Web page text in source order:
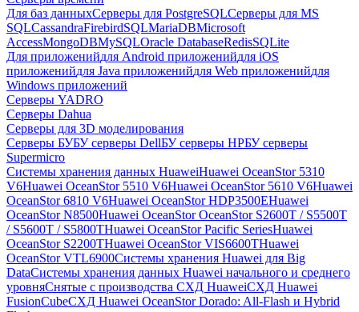
Для баз данныхСерверы для PostgreSQLСерверы для MS
SQLCassandraFirebirdSQLMariaDBMicrosoft
AccessMongoDBMySQLOracle DatabaseRedisSQLite
Для приложенийдля Android приложенийдля iOS
приложенийдля Java приложенийдля Web приложенийдля
Windows приложений
Серверы YADRO
Серверы Dahua
Серверы для 3D моделирования
Серверы БУБУ серверы DellБУ серверы HPБУ серверы
Supermicro
Системы хранения данных HuaweiHuawei OceanStor 5310
V6Huawei OceanStor 5510 V6Huawei OceanStor 5610 V6Huawei
OceanStor 6810 V6Huawei OceanStor HDP3500EHuawei
OceanStor N8500Huawei OceanStor OceanStor S2600T / S5500T
/ S5600T / S5800THuawei OceanStor Pacific SeriesHuawei
OceanStor S2200THuawei OceanStor VIS6600THuawei
OceanStor VTL6900Системы хранения Huawei для Big
DataСистемы хранения данных Huawei начального и среднего
уровняСнятые с производства СХД HuaweiСХД Huawei
FusionCubeСХД Huawei OceanStor Dorado: All-Flash и Hybrid